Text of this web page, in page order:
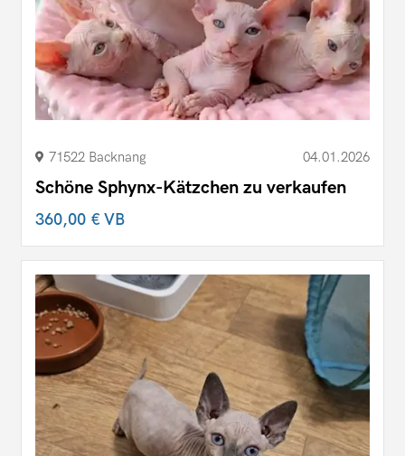
71522 Backnang 04.01.2026
Schöne Sphynx-Kätzchen zu verkaufen
360,00 €VB